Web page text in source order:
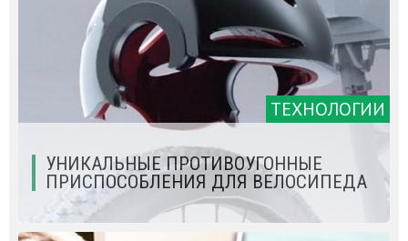
ТЕХНОЛОГИИ
УНИКАЛЬНЫЕ ПРОТИВОУГОННЫЕ
ПРИСПОСОБЛЕНИЯ ДЛЯ ВЕЛОСИПЕДА